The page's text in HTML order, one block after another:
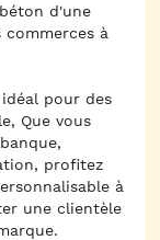
d'une
commerces à
pour des
Que vous
profitez
à
une clientèle